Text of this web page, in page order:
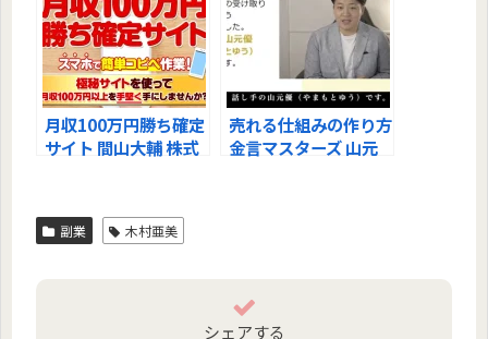
月収100万円勝ち確定
サイト 間山大輔 株式
た！
売れる仕組みの作り方
金言マスターズ 山元
副業 木村亜美
シェアする